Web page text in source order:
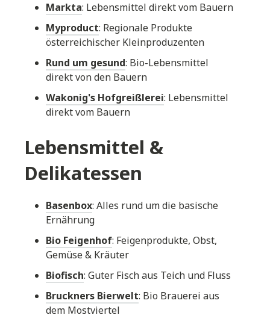
Markta: Lebensmittel direkt vom Bauern
Myproduct: Regionale Produkte
österreichischer Kleinproduzenten
Rund um gesund: Bio-Lebensmittel
direkt von den Bauern
Wakonig's Hofgreißlerei: Lebensmittel
direkt vom Bauern
Lebensmittel &
Delikatessen
Basenbox: Alles rund um die basische
Ernährung
Bio Feigenhof: Feigenprodukte, Obst,
Gemüse & Kräuter
Biofisch: Guter Fisch aus Teich und Fluss
Bruckners Bierwelt: Bio Brauerei aus
dem Mostviertel